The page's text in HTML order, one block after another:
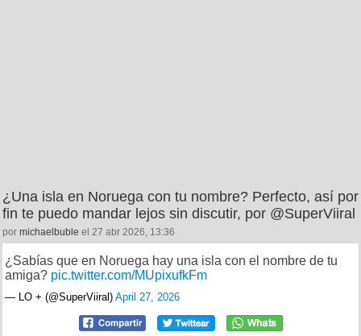
¿Una isla en Noruega con tu nombre? Perfecto, así por
fin te puedo mandar lejos sin discutir, por @SuperViiral
por michaelbuble el 27 abr 2026, 13:36
¿Sabías que en Noruega hay una isla con el nombre de tu
amiga? pic.twitter.com/MUpixufkFm
— LO + (@SuperViiral) April 27, 2026